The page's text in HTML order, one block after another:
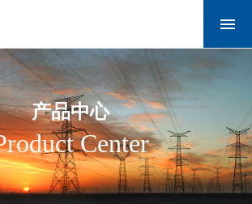
关于环欧
产品中心
新闻资讯
解决方案
下载中心
产品中心
Center